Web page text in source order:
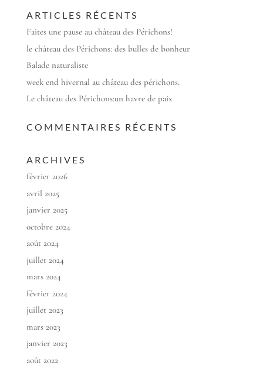
ARTICLES RÉCENTS
Faites une pause au château des Périchons!
le château des Périchons: des bulles de bonheur
Balade naturaliste
week end hivernal au château des périchons.
Le château des Périchons:un havre de paix
COMMENTAIRES RÉCENTS
ARCHIVES
février 2026
avril 2025
janvier 2025
octobre 2024
août 2024
juillet 2024
mars 2024
février 2024
juillet 2023
mars 2023
janvier 2023
août 2022